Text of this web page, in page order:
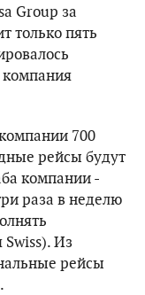
Group за
только пять
компания
700
рейсы будут
компании -
раза в неделю
Из
рейсы